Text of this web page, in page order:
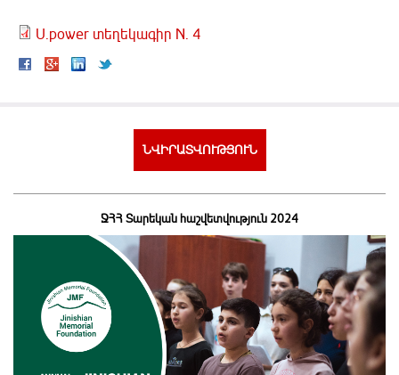
U.power տեղեկագիր N. 4
ՆՎԻՐԱՏՎՈՒԹՅՈՒՆ
ՋՀՀ Տարեկան հաշվետվություն 2024